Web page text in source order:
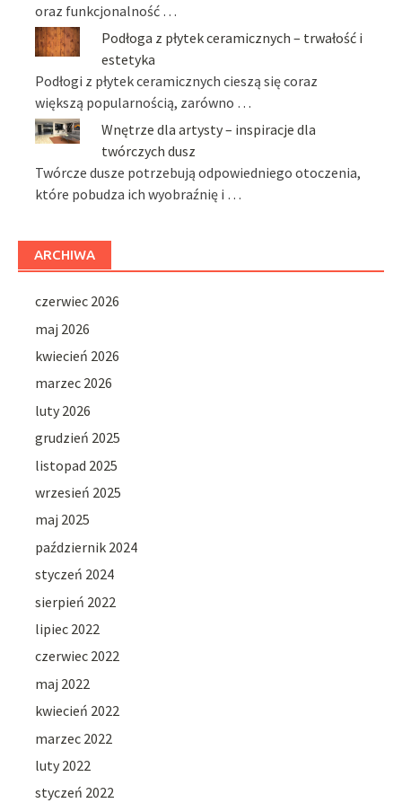
oraz funkcjonalność …
Podłoga z płytek ceramicznych – trwałość i
estetyka
Podłogi z płytek ceramicznych cieszą się coraz
większą popularnością, zarówno …
Wnętrze dla artysty – inspiracje dla
twórczych dusz
Twórcze dusze potrzebują odpowiedniego otoczenia,
które pobudza ich wyobraźnię i …
ARCHIWA
czerwiec 2026
maj 2026
kwiecień 2026
marzec 2026
luty 2026
grudzień 2025
listopad 2025
wrzesień 2025
maj 2025
październik 2024
styczeń 2024
sierpień 2022
lipiec 2022
czerwiec 2022
maj 2022
kwiecień 2022
marzec 2022
luty 2022
styczeń 2022